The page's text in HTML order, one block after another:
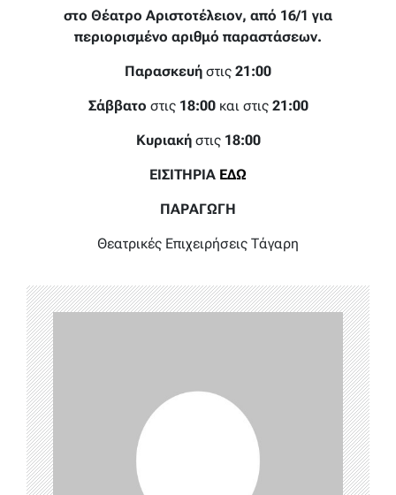
στο Θέατρο Αριστοτέλειον, από 16/1 για
περιορισμένο αριθμό παραστάσεων.
Παρασκευή στις 21:00
Σάββατο στις18:00 και στις21:00
Κυριακή στις18:00
ΕΙΣΙΤΗΡΙΑ ΕΔΩ
ΠΑΡΑΓΩΓΗ
Θεατρικές Επιχειρήσεις Τάγαρη